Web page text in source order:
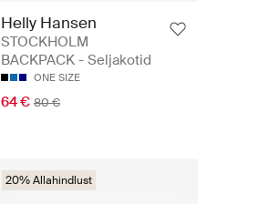
Helly Hansen
STOCKHOLM
BACKPACK - Seljakotid
ONE SIZE
64 € 80 €
20% Allahindlust